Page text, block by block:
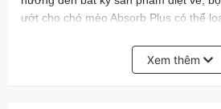
ướt cho chó mèo Absorb Plus có thể
của thú cưng của bạn. Hộp khăn ướt
đảm bảo khăn lau không bị phân hủy
Xem thêm